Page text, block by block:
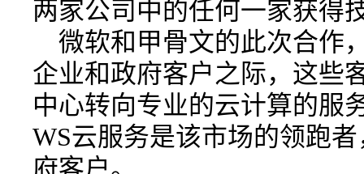
两家公司中的任何一家获得
微软和甲骨文的此次合作
企业和政府客户之际，这些
中心转向专业的云计算的服
WS云服务是该市场的领跑